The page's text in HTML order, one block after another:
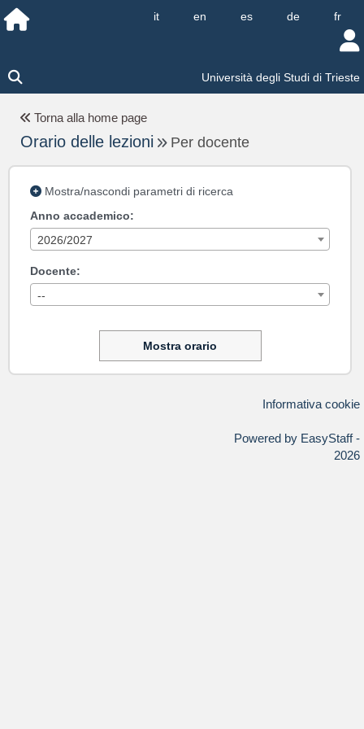
it en es de fr
Università degli Studi di Trieste
Torna alla home page
Orario delle lezioni Per docente
Mostra/nascondi parametri di ricerca
Anno accademico:
2026/2027
Docente:
--
Mostra orario
Informativa cookie
Powered by EasyStaff -
2026